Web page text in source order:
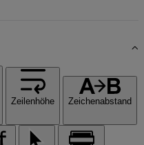
Zeilenhöhe Zeichenabstand